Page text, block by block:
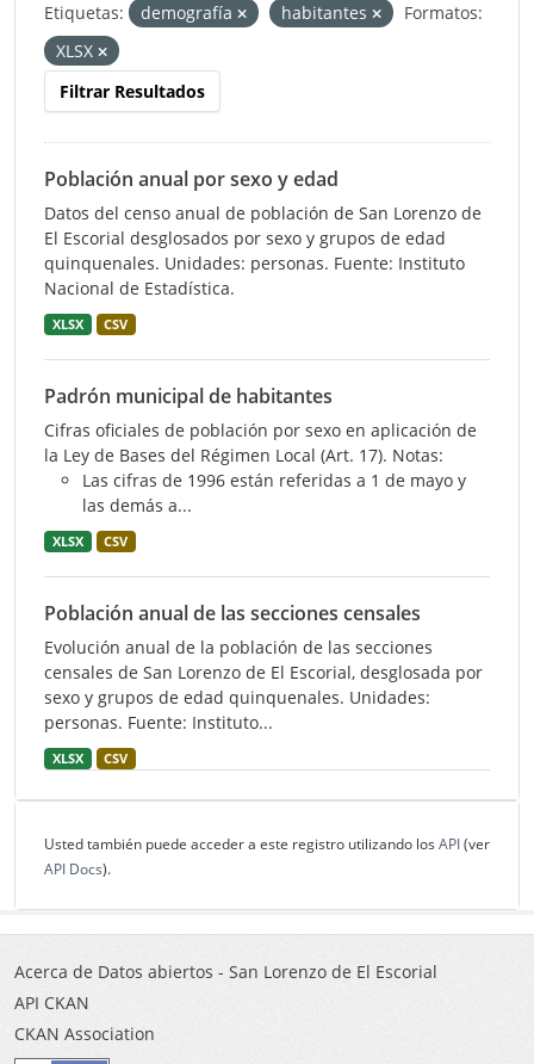
Etiquetas: demografía habitantes
Formatos:
XLSX
Filtrar Resultados
Población anual por sexo y edad
Datos del censo anual de población de San Lorenzo de
El Escorial desglosados por sexo y grupos de edad
quinquenales. Unidades: personas. Fuente: Instituto
Nacional de Estadística.
XLSX CSV
Padrón municipal de habitantes
Cifras oficiales de población por sexo en aplicación de
la Ley de Bases del Régimen Local (Art. 17). Notas:
Las cifras de 1996 están referidas a 1 de mayo y
las demás a...
XLSX CSV
Población anual de las secciones censales
Evolución anual de la población de las secciones
censales de San Lorenzo de El Escorial, desglosada por
sexo y grupos de edad quinquenales. Unidades:
personas. Fuente: Instituto...
XLSX CSV
Usted también puede acceder a este registro utilizando los API(ver
API Docs).
Acerca de Datos abiertos - San Lorenzo de El Escorial
API CKAN
CKAN Association